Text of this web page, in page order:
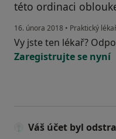
této ordinaci
16. února 2018 • Praktický
Vy jste ten lékař?
Zaregistrujte se nyní
Váš účet byl